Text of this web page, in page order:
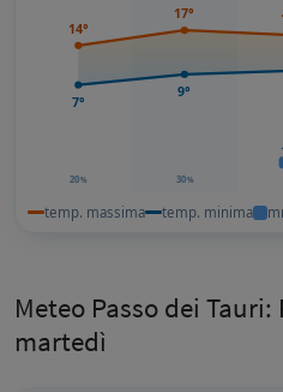
20% 30%
14°
7°
17°
9°
temp. massima temp. minima
Meteo Passo dei
martedì